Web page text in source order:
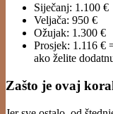
Siječanj: 1.100 €
Veljača: 950 €
Ožujak: 1.300 €
Prosjek: 1.116 €
ako želite
Zašto je ovaj